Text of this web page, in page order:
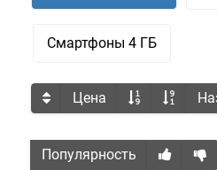
Смартфоны 4 ГБ
Цена
Популярность